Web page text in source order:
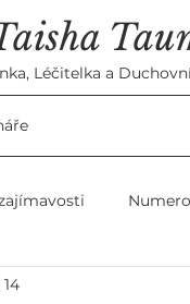
Léčitelka a